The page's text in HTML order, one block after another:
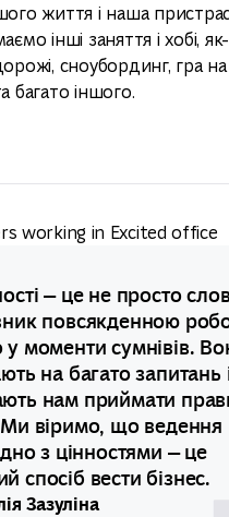
життя і наша
інші заняття і хобі,
сноубординг, гра на
багато іншого.
— це не просто
повсякденною
моменти сумнівів.
на багато запитань
нам приймати
віримо, що ведення
з цінностями — це
спосіб вести бізнес.
Зазуліна